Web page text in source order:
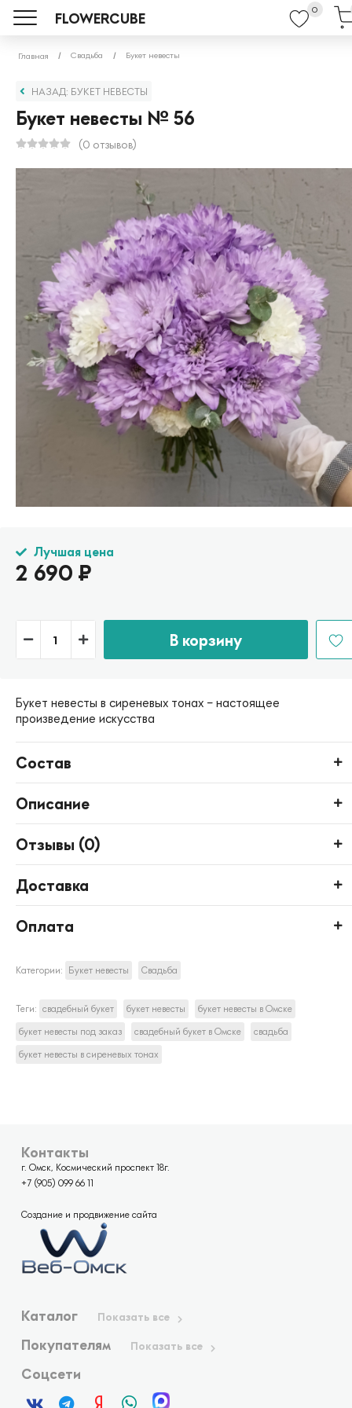
FLOWERCUBE
0
Главная Свадьба Букет невесты
НАЗАД: БУКЕТ НЕВЕСТЫ
Букет невесты № 56
(0 отзывов)
Лучшая цена
2 690 ₽
В корзину
Букет невесты в сиреневых тонах – настоящее
произведение искусства
Состав
Описание
Отзывы (0)
Доставка
Оплата
Категории: Букет невесты Свадьба
Теги: свадебный букет букет невесты
букет невесты в Омске
букет невесты под заказ
свадебный букет в Омске
свадьба
букет невесты в сиреневых тонах
Контакты
г. Омск, Космический проспект 18г.
+7 (905) 099 66 11
Создание и продвижение сайта
Каталог Показать все
Покупателям Показать все
Соцсети